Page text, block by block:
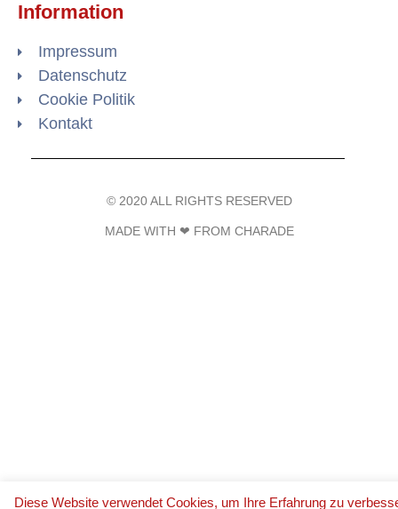
Information
Impressum
Datenschutz
Cookie Politik
Kontakt
© 2020 ALL RIGHTS RESERVED​
MADE WITH ❤ FROM CHARADE
Diese Website verwendet Cookies, um Ihre Erfahrung zu